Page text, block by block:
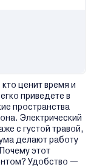
ценит время и
приведете в
пространства
Электрический
с густой травой,
делают работу
этот
Удобство —